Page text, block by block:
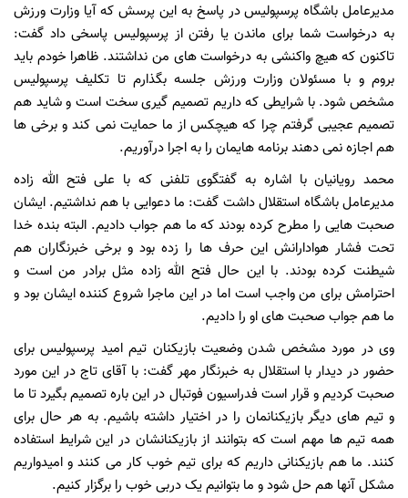
مدیرعامل باشگاه پرسپولیس در پاسخ به این پرسش که آیا وزارت ورزش
به درخواست شما برای ماندن یا رفتن از پرسپولیس پاسخی داد گفت:
تاکنون که هیچ واکنشی به درخواست های من نداشتند. ظاهرا خودم باید
بروم و با مسئولان وزارت ورزش جلسه بگذارم تا تکلیف پرسپولیس
مشخص شود. با شرایطی که داریم تصمیم گیری سخت است و شاید هم
تصمیم عجیبی گرفتم چرا که هیچکس از ما حمایت نمی کند و برخی ها
هم اجازه نمی دهند برنامه هایمان را به اجرا درآوریم.
محمد رویانیان با اشاره به گفتگوی تلفنی که با علی فتح الله زاده
مدیرعامل باشگاه استقلال داشت گفت: ما دعوایی با هم نداشتیم. ایشان
صحبت هایی را مطرح کرده بودند که ما هم جواب دادیم. البته بنده خدا
تحت فشار هوادارانش این حرف ها را زده بود و برخی خبرنگاران هم
شیطنت کرده بودند. با این حال فتح الله زاده مثل برادر من است و
احترامش برای من واجب است اما در این ماجرا شروع کننده ایشان بود و
ما هم جواب صحبت های او را دادیم.
وی در مورد مشخص شدن وضعیت بازیکنان تیم امید پرسپولیس برای
حضور در دیدار با استقلال به خبرنگار مهر گفت: با آقای تاج در این مورد
صحبت کردیم و قرار است فدراسیون فوتبال در این باره تصمیم بگیرد تا ما
و تیم های دیگر بازیکنانمان را در اختیار داشته باشیم. به هر حال برای
همه تیم ها مهم است که بتوانند از بازیکنانشان در این شرایط استفاده
کنند. ما هم بازیکنانی داریم که برای تیم خوب کار می کنند و امیدواریم
مشکل آنها هم حل شود و ما بتوانیم یک دربی خوب را برگزار کنیم.